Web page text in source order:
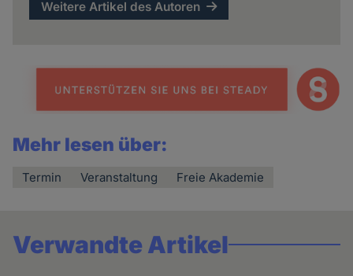
Weitere Artikel des Autoren
Mehr lesen über:
Termin Veranstaltung Freie Akademie
Verwandte Artikel